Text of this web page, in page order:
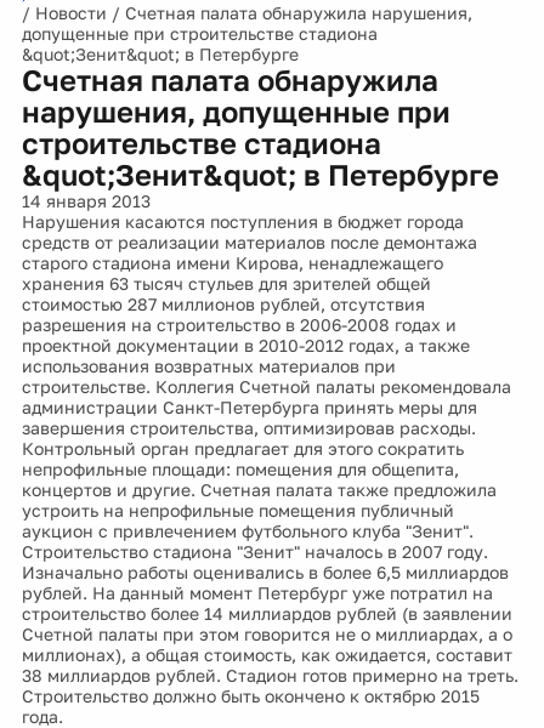
/ Новости / Счетная палата обнаружила нарушения,
допущенные при строительстве стадиона
&quot;Зенит&quot; в Петербурге
Счетная палата обнаружила
нарушения, допущенные при
строительстве стадиона
&quot;Зенит&quot; в Петербурге
14 января 2013
Нарушения касаются поступления в бюджет города
средств от реализации материалов после демонтажа
старого стадиона имени Кирова, ненадлежащего
хранения 63 тысяч стульев для зрителей общей
стоимостью 287 миллионов рублей, отсутствия
разрешения на строительство в 2006-2008 годах и
проектной документации в 2010-2012 годах, а также
использования возвратных материалов при
строительстве. Коллегия Счетной палаты рекомендовала
администрации Санкт-Петербурга принять меры для
завершения строительства, оптимизировав расходы.
Контрольный орган предлагает для этого сократить
непрофильные площади: помещения для общепита,
концертов и другие. Счетная палата также предложила
устроить на непрофильные помещения публичный
аукцион с привлечением футбольного клуба "Зенит".
Строительство стадиона "Зенит" началось в 2007 году.
Изначально работы оценивались в более 6,5 миллиардов
рублей. На данный момент Петербург уже потратил на
строительство более 14 миллиардов рублей (в заявлении
Счетной палаты при этом говорится не о миллиардах, а о
миллионах), а общая стоимость, как ожидается, составит
38 миллиардов рублей. Стадион готов примерно на треть.
Строительство должно быть окончено к октябрю 2015
года.